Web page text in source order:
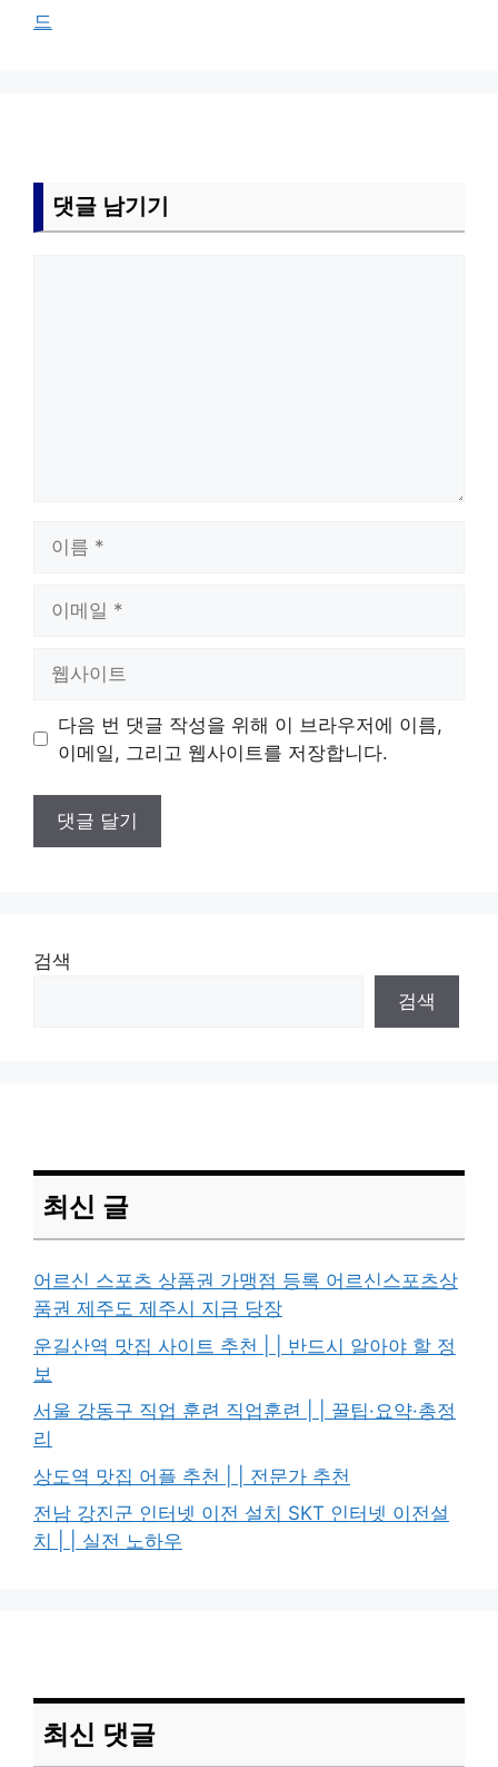
드
댓글 남기기
트
다음 번 댓글 작성을 위해 이 브라우저에 이름,
이메일, 그리고 웹사이트를 저장합니다.
검색
검색
최신 글
어르신 스포츠 상품권 가맹점 등록 어르신스포츠상
품권 제주도 제주시 지금 당장
운길산역 맛집 사이트 추천 | | 반드시 알아야 할 정
보
서울 강동구 직업 훈련 직업훈련 | | 꿀팁·요약·총정
리
상도역 맛집 어플 추천 | | 전문가 추천
전남 강진군 인터넷 이전 설치 SKT 인터넷 이전설
치 | | 실전 노하우
최신 댓글